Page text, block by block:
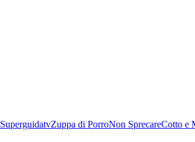
SuperguidatvZuppa di PorroNon SprecareCotto e